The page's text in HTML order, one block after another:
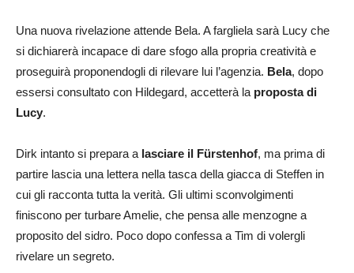
Una nuova rivelazione attende Bela. A fargliela sarà Lucy che
si dichiarerà incapace di dare sfogo alla propria creatività e
proseguirà proponendogli di rilevare lui l’agenzia. Bela, dopo
essersi consultato con Hildegard, accetterà la proposta di
Lucy.
Dirk intanto si prepara a lasciare il Fürstenhof, ma prima di
partire lascia una lettera nella tasca della giacca di Steffen in
cui gli racconta tutta la verità. Gli ultimi sconvolgimenti
finiscono per turbare Amelie, che pensa alle menzogne a
proposito del sidro. Poco dopo confessa a Tim di volergli
rivelare un segreto.